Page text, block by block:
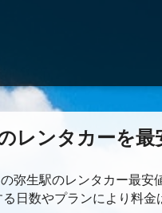
レンタカーを
弥生駅のレンタカー最安
る日数やプランにより料金